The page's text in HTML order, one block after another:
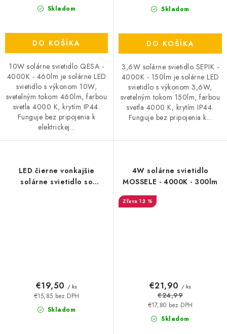
Skladom
DO KOŠÍKA
10W solárne svietidlo QESA -
4000K - 460lm je solárne LED
svietidlo s výkonom 10W,
svetelným tokom 460lm, farbou
svetla 4000 K, krytím IP44.
Funguje bez pripojenia k
elektrickej...
Skladom
DO KOŠÍKA
3,6W solárne svietidlo SEPIK -
4000K - 150lm je solárne LED
svietidlo s výkonom 3,6W,
svetelným tokom 150lm, farbou
svetla 4000 K, krytím IP44.
Funguje bez pripojenia k...
LED čierne vonkajšie
solárne svietidlo so
Skladom
€15,85 bez DPH
€19,50 / ks
4W solárne svietidlo
MOSSELE - 4000K - 300lm
12 %
Skladom
€17,80 bez DPH
€21,90 / ks
€24,99